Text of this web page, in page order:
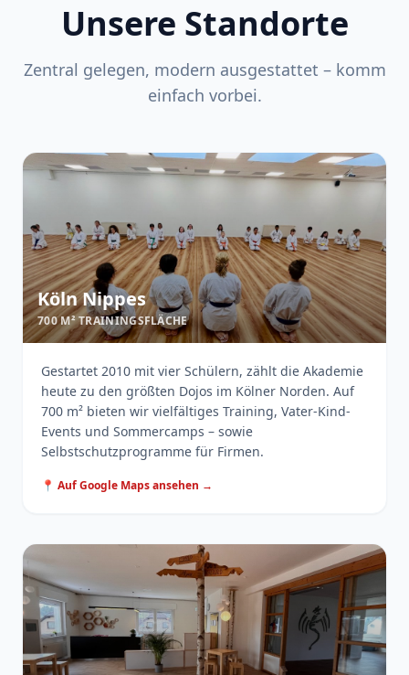
Unsere Standorte
Zentral gelegen, modern ausgestattet – komm
einfach vorbei.
Köln Nippes
700 M² TRAININGSFLÄCHE
Gestartet 2010 mit vier Schülern, zählt die Akademie
heute zu den größten Dojos im Kölner Norden. Auf
700 m² bieten wir vielfältiges Training, Vater-Kind-
Events und Sommercamps – sowie
Selbstschutzprogramme für Firmen.
📍 Auf Google Maps ansehen →